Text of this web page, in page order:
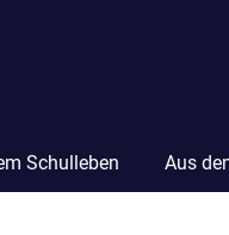
Schulleben Aus